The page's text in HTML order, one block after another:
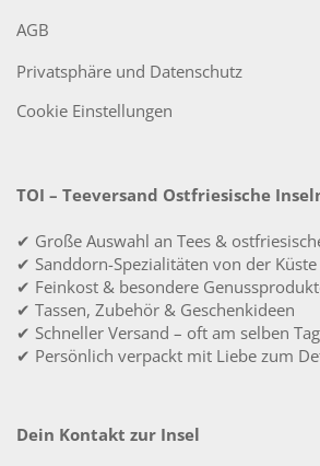
AGB
Privatsphäre und Datenschutz
Cookie Einstellungen
TOI – Teeversand Ostfriesische
✔ Große Auswahl an Tees &
✔ Sanddorn-Spezialitäten von der Küste
✔ Feinkost & besondere
✔ Tassen, Zubehör & Geschenkideen
✔ Schneller Versand – oft am selben Tag
✔ Persönlich verpackt mit Liebe zum
Dein Kontakt zur Insel